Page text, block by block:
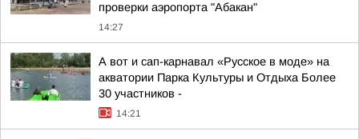
проверки аэропорта "Абакан"
14:27
А вот и сап-карнавал «Русское в моде» на
акватории Парка Культуры и Отдыха Более
30 участников -
14:21